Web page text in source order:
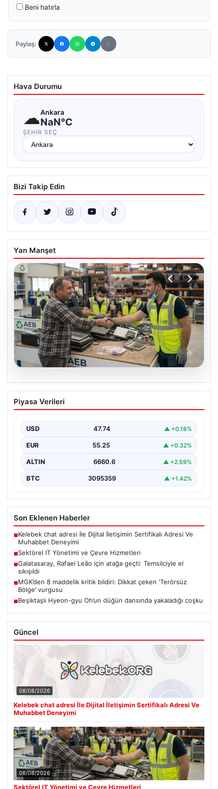
Beni hatırla
Paylaş:
Hava Durumu
☁Ankara
NaN°C
ŞEHIR SEÇ
Bizi Takip Edin
Yan Manşet
08.08.2026
Sektörel IT Yönetimi ve Çevre
Hizmetleri
parklarını düzenli zamanda yenilemektedir. Bu yenileme
süreçlerinde boşta…
Piyasa Verileri
USD 47.74 ▲ +0.18%
EUR 55.25 ▲ +0.32%
ALTIN 6660.6 ▲ +2.59%
BTC 3095359 ▲ +1.42%
Son Eklenen Haberler
■Kelebek chat adresi İle Dijital İletişimin Sertifikalı Adresi Ve
Muhabbet Deneyimi
■Sektörel IT Yönetimi ve Çevre Hizmetleri
■Galatasaray, Rafael Leão için atağa geçti: Temsilciyle el
sıkışıldı
■MGK’den 8 maddelik kritik bildiri: Dikkat çeken ‘Terörsüz
Bölge’ vurgusu
■Beşiktaşlı Hyeon-gyu Oh’un düğün dansında yakaladığı coşku
Güncel
08/08/2026
Kelebek chat adresi İle Dijital İletişimin Sertifikalı Adresi Ve
Muhabbet Deneyimi
08/08/2026
Sektörel IT Yönetimi ve Çevre Hizmetleri